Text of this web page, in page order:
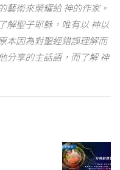
藝術來榮耀給 神的作家。
解聖子耶穌，唯有以 神以
本因為對聖經錯誤理解而
分享的主話語，而了解 神